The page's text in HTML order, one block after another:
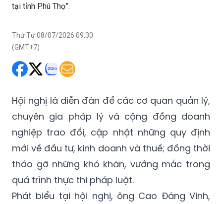
tại tỉnh Phú Thọ”.
Thứ Tư 08/07/2026 09:30
(GMT+7)
Hội nghị là diễn đàn để các cơ quan quản lý,
chuyên gia pháp lý và cộng đồng doanh
nghiệp trao đổi, cập nhật những quy định
mới về đầu tư, kinh doanh và thuế; đồng thời
tháo gỡ những khó khăn, vướng mắc trong
quá trình thực thi pháp luật.
Phát biểu tại hội nghị, ông Cao Đăng Vinh,